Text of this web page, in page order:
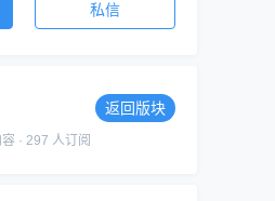
私信
返回版块
· 297 人订阅